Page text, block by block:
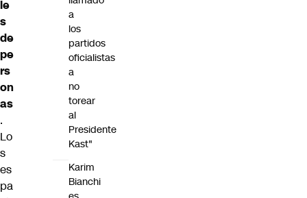
le
s
de
pe
rs
on
as
.
Lo
s
es
pa
a
los
partidos
oficialistas
a
no
torear
al
Presidente
Kast"
Karim
Bianchi